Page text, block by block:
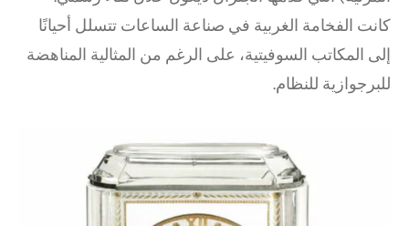
كانت الفخامة الغربية في صناعة الساعات تتسلل أحيانًا
إلى المكاتب السوفيتية، على الرغم من المثالية المناهضة
للبرجوازية للنظام.